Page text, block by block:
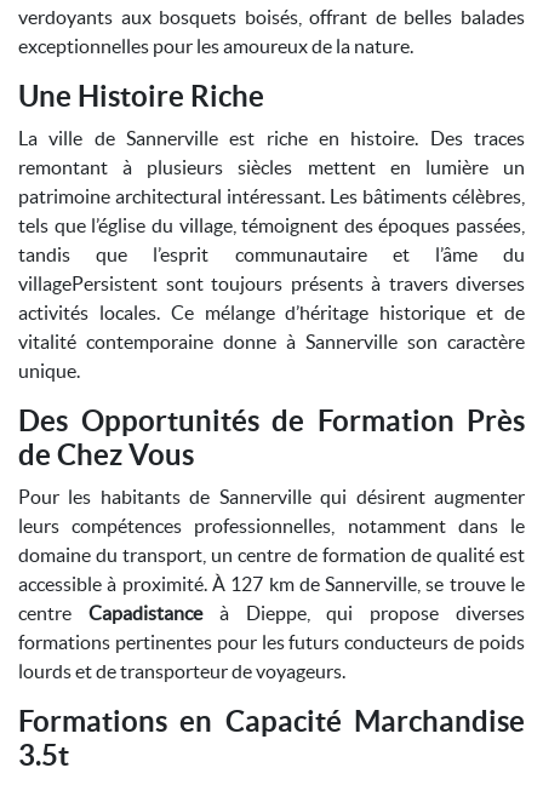
verdoyants aux bosquets boisés, offrant de belles balades
exceptionnelles pour les amoureux de la nature.
Une Histoire Riche
La ville de Sannerville est riche en histoire. Des traces
remontant à plusieurs siècles mettent en lumière un
patrimoine architectural intéressant. Les bâtiments célèbres,
tels que l’église du village, témoignent des époques passées,
tandis que l’esprit communautaire et l’âme du
villagePersistent sont toujours présents à travers diverses
activités locales. Ce mélange d’héritage historique et de
vitalité contemporaine donne à Sannerville son caractère
unique.
Des Opportunités de Formation Près
de Chez Vous
Pour les habitants de Sannerville qui désirent augmenter
leurs compétences professionnelles, notamment dans le
domaine du transport, un centre de formation de qualité est
accessible à proximité. À 127 km de Sannerville, se trouve le
centre Capadistanceà Dieppe, qui propose diverses
formations pertinentes pour les futurs conducteurs de poids
lourds et de transporteur de voyageurs.
Formations en Capacité Marchandise
3.5t